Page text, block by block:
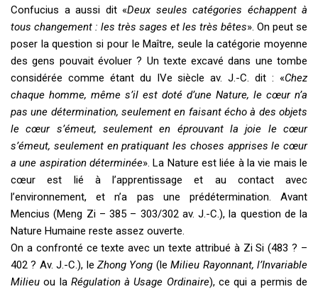
Confucius a aussi dit «Deux seules catégories échappent à
tous changement : les très sages et les très bêtes». On peut se
poser la question si pour le Maître, seule la catégorie moyenne
des gens pouvait évoluer ? Un texte excavé dans une tombe
considérée comme étant du IVe siècle av. J.-C. dit : «Chez
chaque homme, même s’il est doté d’une Nature, le cœur n’a
pas une détermination, seulement en faisant écho à des objets
le cœur s’émeut, seulement en éprouvant la joie le cœur
s’émeut, seulement en pratiquant les choses apprises le cœur
a une aspiration déterminée». La Nature est liée à la vie mais le
cœur est lié à l’apprentissage et au contact avec
l’environnement, et n’a pas une prédétermination. Avant
Mencius (Meng Zi – 385 – 303/302 av. J.-C.), la question de la
Nature Humaine reste assez ouverte.
On a confronté ce texte avec un texte attribué à Zi Si (483 ? –
402 ? Av. J.-C.), le Zhong Yong (leMilieu Rayonnant, l’Invariable
Milieu ou la Régulation à Usage Ordinaire), ce qui a permis de